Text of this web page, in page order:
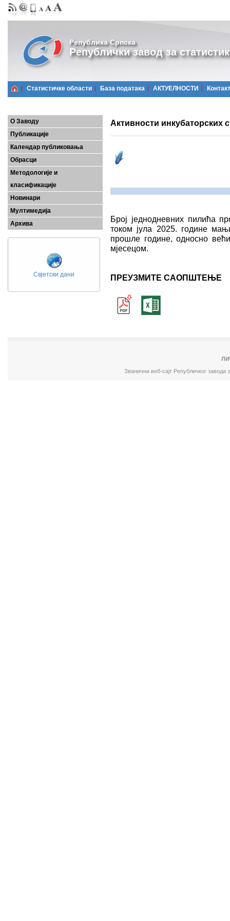
Република Српска
Републички завод за
Статистичке области Базa података АКТУЕЛНОСТИ Контакт
О Заводу
Публикације
Календар публиковања
Обрасци
Методологије и
класификације
Новинари
Мултимедија
Архива
Свјетски дани
Активности инкубаторских
Број једнодневних пилића
током јула 2025. године
прошле године, односно
мјесецом.
ПРЕУЗМИТЕ САОПШТЕЊЕ
Званични веб-сајт Републичког